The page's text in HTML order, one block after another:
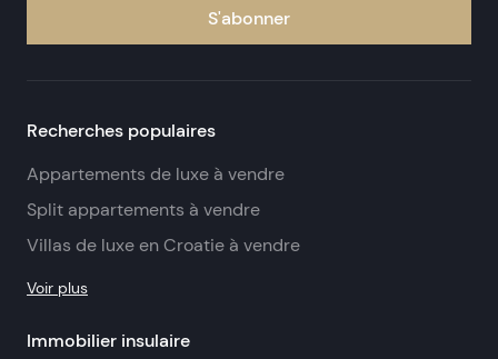
S'abonner
Recherches populaires
Appartements de luxe à vendre
Split appartements à vendre
Villas de luxe en Croatie à vendre
Voir plus
Immobilier insulaire